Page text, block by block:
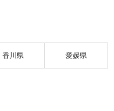
香川県 愛媛県